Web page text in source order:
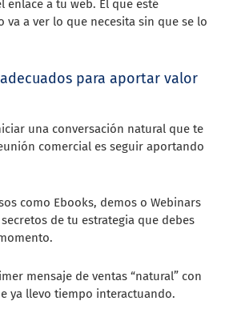
enlace a tu web. El que esté
va a ver lo que necesita sin que se lo
adecuados para aportar valor
una conversación natural que te
comercial es seguir aportando
como Ebooks, demos o Webinars
de tu estrategia que debes
mensaje de ventas “natural” con
ya llevo tiempo interactuando.